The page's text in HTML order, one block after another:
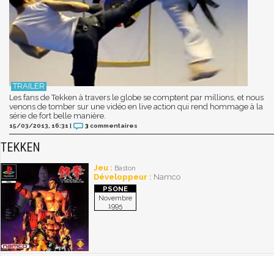
Les fans de Tekken à travers le globe se comptent par millions, et nous
venons de tomber sur une vidéo en live action qui rend hommage à la
série de fort belle manière.
15/03/2013, 16:31 | 3 commentaires
TEKKEN
Jeu : Baston
Développeur : Namco
Novembre
1995